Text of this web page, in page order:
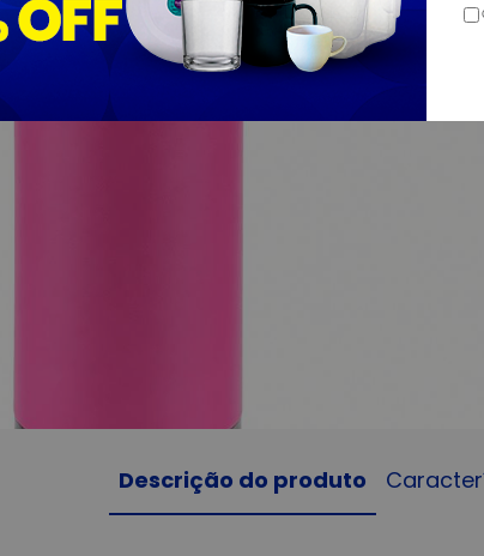
Descrição do produto